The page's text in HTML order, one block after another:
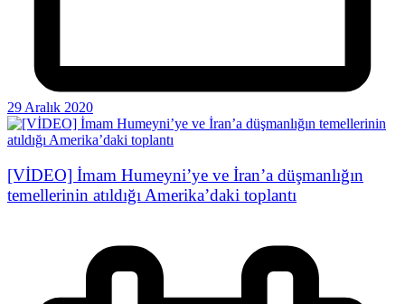
29 Aralık 2020
[VİDEO] İmam Humeyni’ye ve İran’a düşmanlığın
temellerinin atıldığı Amerika’daki toplantı